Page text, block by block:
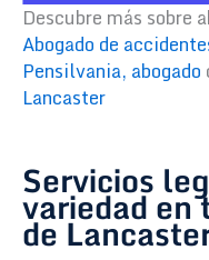
Descubre más sobre
Abogado de
Pensilvania, abogado
Lancaster
Servicios
variedad en
de